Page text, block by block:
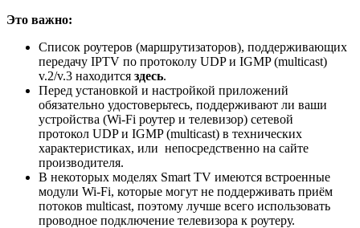
Это важно:
Список роутеров (маршрутизаторов), поддерживающих
передачу IPTV по протоколу UDP и IGMP (multicast)
v.2/v.3 находится здесь.
Перед установкой и настройкой приложений
обязательно удостоверьтесь, поддерживают ли ваши
устройства (Wi-Fi роутер и телевизор) сетевой
протокол UDP и IGMP (multicast) в технических
характеристиках, или непосредственно на сайте
производителя.
В некоторых моделях Smart TV имеются встроенные
модули Wi-Fi, которые могут не поддерживать приём
потоков multicast, поэтому лучше всего использовать
проводное подключение телевизора к роутеру.